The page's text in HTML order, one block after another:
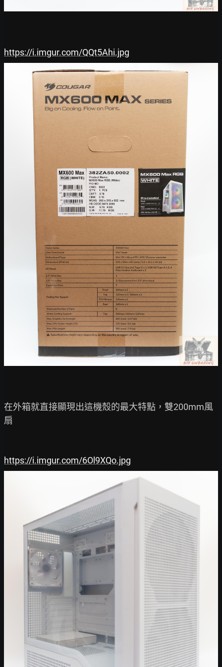
https://i.imgur.com/QQt5Ahi.jpg
在外箱就直接顯現出這機殼的最大特點，雙200mm風
扇
https://i.imgur.com/6Ol9XQo.jpg